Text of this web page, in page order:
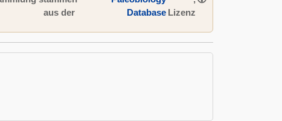
aus der
Database Lizenz